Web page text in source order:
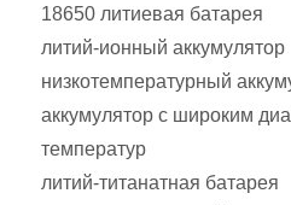
18650 литиевая батарея
литий-ионный аккумулятор
низкотемпературный
аккумулятор с широким
температур
литий-титанатная батарея